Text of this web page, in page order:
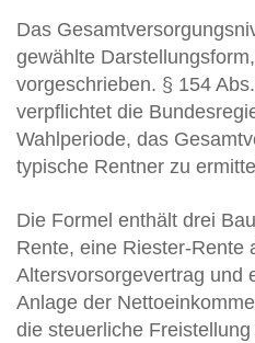
Das
gewählte
vorgeschrieben. § 154
verpflichtet die
Wahlperiode, das
typische Rentner zu
Die Formel enthält drei
Rente, eine Riester-Rente
Altersvorsorgevertrag und
Anlage der
die steuerliche